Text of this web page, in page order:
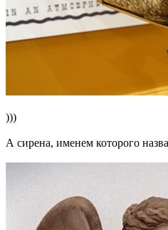
)))
А сирена, именем которого